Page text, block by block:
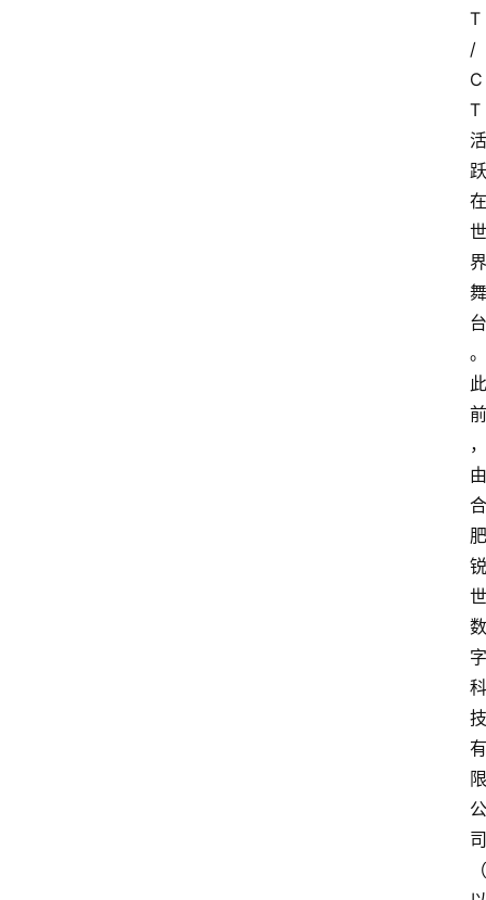
T
/
C
T
活
跃
在
世
界
舞
台
。
此
前
，
由
合
肥
锐
世
数
字
科
技
有
限
公
司
（